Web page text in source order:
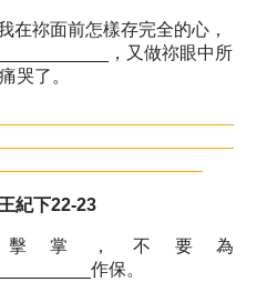
在祢面前怎樣存完全的心，
，又做祢眼中所
哭了。
紀下22-23
掌，不要為
作保。